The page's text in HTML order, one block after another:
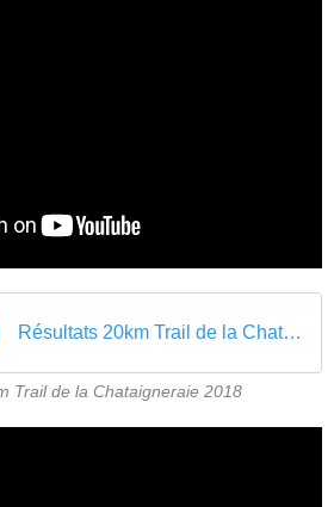
Résultats 20km Trail de la Chataigneraie 2018
Trail de la Chataigneraie 2018